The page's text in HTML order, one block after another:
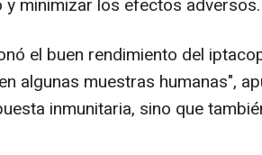
y minimizar los efectos adversos.
el buen rendimiento del
algunas muestras humanas",
inmunitaria, sino que